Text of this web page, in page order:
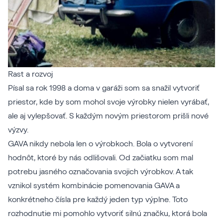
Rast a rozvoj
Písal sa rok 1998 a doma v garáži som sa snažil vytvoriť
priestor, kde by som mohol svoje výrobky nielen vyrábať,
ale aj vylepšovať. S každým novým priestorom prišli nové
výzvy.
GAVA nikdy nebola len o výrobkoch. Bola o vytvorení
hodnôt, ktoré by nás odlišovali. Od začiatku som mal
potrebu jasného označovania svojich výrobkov. A tak
vznikol systém kombinácie pomenovania GAVA a
konkrétneho čísla pre každý jeden typ výplne. Toto
rozhodnutie mi pomohlo vytvoriť silnú značku, ktorá bola